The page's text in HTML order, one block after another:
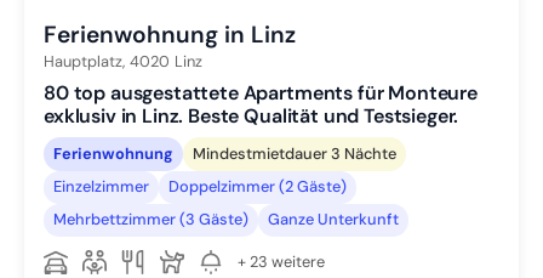
Ferienwohnung in Linz
Hauptplatz, 4020 Linz
80 top ausgestattete Apartments für Monteure
exklusiv in Linz. Beste Qualität und Testsieger.
Ferienwohnung
Mindestmietdauer 3 Nächte
Einzelzimmer
Doppelzimmer (2 Gäste)
Mehrbettzimmer (3 Gäste)
Ganze Unterkunft
+ 23 weitere